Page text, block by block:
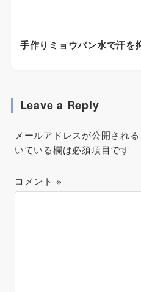
手作りミョウバン水で汗を
Leave a Reply
メールアドレスが公開される
いている欄は必須項目です
コメント ※